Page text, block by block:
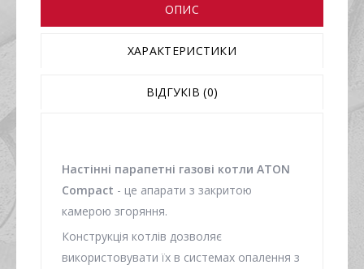
ОПИС
ХАРАКТЕРИСТИКИ
ВІДГУКІВ (0)
Настінні парапетні газові котли ATON
Compact - це апарати з закритою
камерою згоряння.
Конструкція котлів дозволяє
використовувати їх в системах опалення з